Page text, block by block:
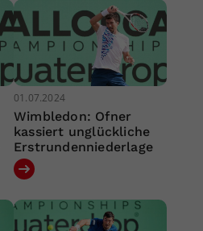
01.07.2024
Wimbledon: Ofner
kassiert unglückliche
Erstrundenniederlage